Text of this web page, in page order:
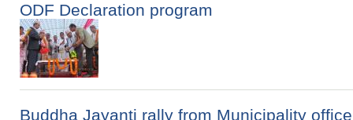
ODF Declaration program
Buddha Jayanti rally from Municipality office